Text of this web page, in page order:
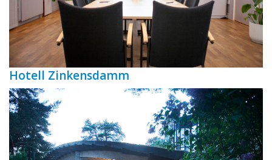
Hotell Zinkensdamm